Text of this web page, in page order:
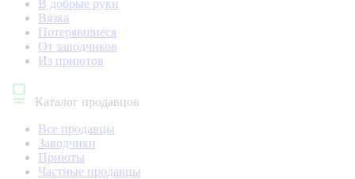
В добрые руки
Вязка
Потерявшиеся
От заводчиков
Из приютов
Каталог продавцов
Все продавцы
Заводчики
Приюты
Частные продавцы